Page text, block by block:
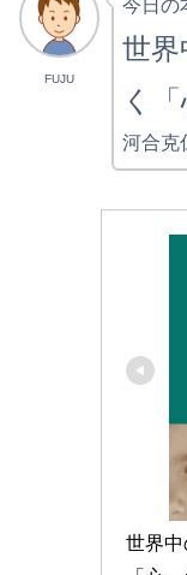
FUJU
今日の
世
く
河合克
世界中